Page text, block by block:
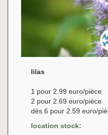
lilas
1 pour 2.99 euro/pièce
2 pour 2.69 euro/pièce
dès 6 pour 2.59 euro/
location stock: